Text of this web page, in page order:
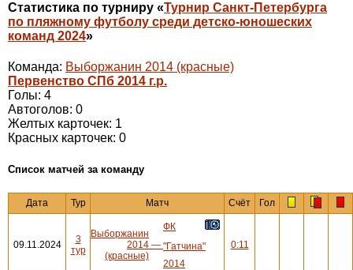
Статистика по турниру «Турнир Санкт-Петербурга
по пляжному футболу среди детско-юношеских
команд 2024»
Команда: Выборжанин 2014 (красные)
Первенство СПб 2014 г.р.
Голы: 4
Автоголов: 0
Желтых карточек: 1
Красных карточек: 0
Cписок матчей за команду
Дата Тур Матч Счёт Гол
09.11.2024
3
тур
Выборжанин
2014
(красные)
—
ФК
"Гатчина"
2014
0:11